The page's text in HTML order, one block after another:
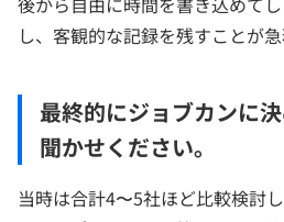
し、客観的な記録を残すことが急
最終的にジョブカンに
聞かせください。
当時は合計4〜5社ほど比較検討